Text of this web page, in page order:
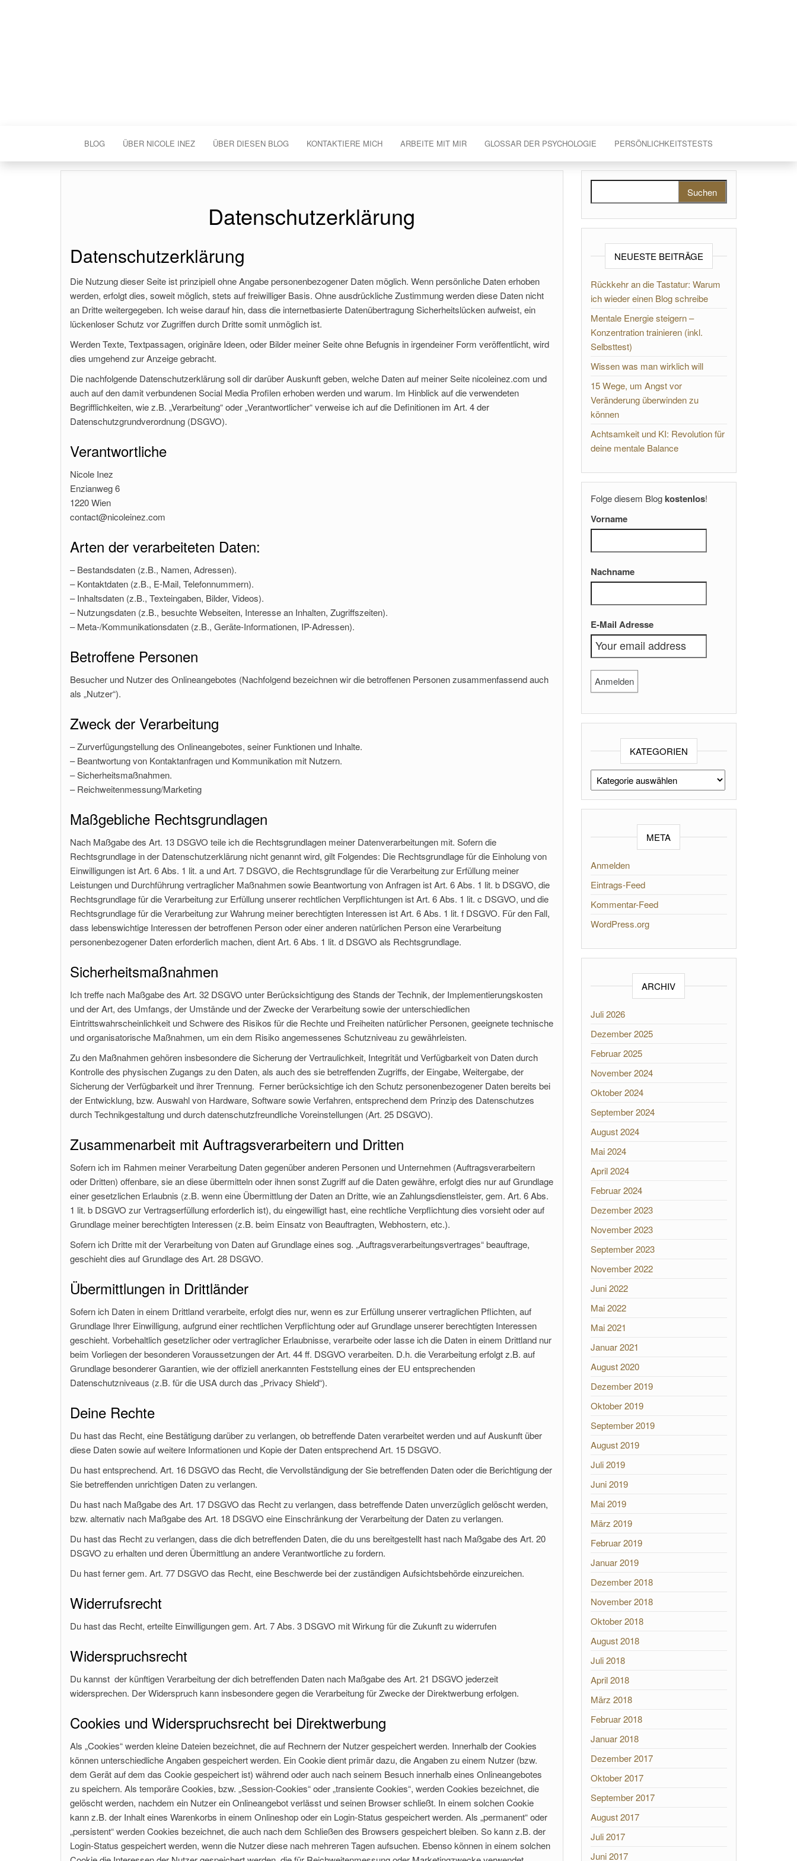
BLOG ÜBER NICOLE INEZ ÜBER DIESEN BLOG KONTAKTIERE MICH ARBEITE MIT MIR GLOSSAR DER PSYCHOLOGIE PERSÖNLICHKEITSTESTS
Datenschutzerklärung
Datenschutzerklärung
Die Nutzung dieser Seite ist prinzipiell ohne Angabe personenbezogener Daten möglich. Wenn persönliche Daten erhoben
werden, erfolgt dies, soweit möglich, stets auf freiwilliger Basis. Ohne ausdrückliche Zustimmung werden diese Daten nicht
an Dritte weitergegeben. Ich weise darauf hin, dass die internetbasierte Datenübertragung Sicherheitslücken aufweist, ein
lückenloser Schutz vor Zugriffen durch Dritte somit unmöglich ist.
Werden Texte, Textpassagen, originäre Ideen, oder Bilder meiner Seite ohne Befugnis in irgendeiner Form veröffentlicht, wird
dies umgehend zur Anzeige gebracht.
Die nachfolgende Datenschutzerklärung soll dir darüber Auskunft geben, welche Daten auf meiner Seite nicoleinez.com und
auch auf den damit verbundenen Social Media Profilen erhoben werden und warum. Im Hinblick auf die verwendeten
Begrifflichkeiten, wie z.B. „Verarbeitung“ oder „Verantwortlicher“ verweise ich auf die Definitionen im Art. 4 der
Datenschutzgrundverordnung (DSGVO).
Verantwortliche
Nicole Inez
Enzianweg 6
1220 Wien
contact@nicoleinez.com
Arten der verarbeiteten Daten:
– Bestandsdaten (z.B., Namen, Adressen).
– Kontaktdaten (z.B., E-Mail, Telefonnummern).
– Inhaltsdaten (z.B., Texteingaben, Bilder, Videos).
– Nutzungsdaten (z.B., besuchte Webseiten, Interesse an Inhalten, Zugriffszeiten).
– Meta-/Kommunikationsdaten (z.B., Geräte-Informationen, IP-Adressen).
Betroffene Personen
Besucher und Nutzer des Onlineangebotes (Nachfolgend bezeichnen wir die betroffenen Personen zusammenfassend auch
als „Nutzer“).
Zweck der Verarbeitung
– Zurverfügungstellung des Onlineangebotes, seiner Funktionen und Inhalte.
– Beantwortung von Kontaktanfragen und Kommunikation mit Nutzern.
– Sicherheitsmaßnahmen.
– Reichweitenmessung/Marketing
Maßgebliche Rechtsgrundlagen
Nach Maßgabe des Art. 13 DSGVO teile ich die Rechtsgrundlagen meiner Datenverarbeitungen mit. Sofern die
Rechtsgrundlage in der Datenschutzerklärung nicht genannt wird, gilt Folgendes: Die Rechtsgrundlage für die Einholung von
Einwilligungen ist Art. 6 Abs. 1 lit. a und Art. 7 DSGVO, die Rechtsgrundlage für die Verarbeitung zur Erfüllung meiner
Leistungen und Durchführung vertraglicher Maßnahmen sowie Beantwortung von Anfragen ist Art. 6 Abs. 1 lit. b DSGVO, die
Rechtsgrundlage für die Verarbeitung zur Erfüllung unserer rechtlichen Verpflichtungen ist Art. 6 Abs. 1 lit. c DSGVO, und die
Rechtsgrundlage für die Verarbeitung zur Wahrung meiner berechtigten Interessen ist Art. 6 Abs. 1 lit. f DSGVO. Für den Fall,
dass lebenswichtige Interessen der betroffenen Person oder einer anderen natürlichen Person eine Verarbeitung
personenbezogener Daten erforderlich machen, dient Art. 6 Abs. 1 lit. d DSGVO als Rechtsgrundlage.
Sicherheitsmaßnahmen
Ich treffe nach Maßgabe des Art. 32 DSGVO unter Berücksichtigung des Stands der Technik, der Implementierungskosten
und der Art, des Umfangs, der Umstände und der Zwecke der Verarbeitung sowie der unterschiedlichen
Eintrittswahrscheinlichkeit und Schwere des Risikos für die Rechte und Freiheiten natürlicher Personen, geeignete technische
und organisatorische Maßnahmen, um ein dem Risiko angemessenes Schutzniveau zu gewährleisten.
Zu den Maßnahmen gehören insbesondere die Sicherung der Vertraulichkeit, Integrität und Verfügbarkeit von Daten durch
Kontrolle des physischen Zugangs zu den Daten, als auch des sie betreffenden Zugriffs, der Eingabe, Weitergabe, der
Sicherung der Verfügbarkeit und ihrer Trennung. Ferner berücksichtige ich den Schutz personenbezogener Daten bereits bei
der Entwicklung, bzw. Auswahl von Hardware, Software sowie Verfahren, entsprechend dem Prinzip des Datenschutzes
durch Technikgestaltung und durch datenschutzfreundliche Voreinstellungen (Art. 25 DSGVO).
Zusammenarbeit mit Auftragsverarbeitern und Dritten
Sofern ich im Rahmen meiner Verarbeitung Daten gegenüber anderen Personen und Unternehmen (Auftragsverarbeitern
oder Dritten) offenbare, sie an diese übermitteln oder ihnen sonst Zugriff auf die Daten gewähre, erfolgt dies nur auf Grundlage
einer gesetzlichen Erlaubnis (z.B. wenn eine Übermittlung der Daten an Dritte, wie an Zahlungsdienstleister, gem. Art. 6 Abs.
1 lit. b DSGVO zur Vertragserfüllung erforderlich ist), du eingewilligt hast, eine rechtliche Verpflichtung dies vorsieht oder auf
Grundlage meiner berechtigten Interessen (z.B. beim Einsatz von Beauftragten, Webhostern, etc.).
Sofern ich Dritte mit der Verarbeitung von Daten auf Grundlage eines sog. „Auftragsverarbeitungsvertrages“ beauftrage,
geschieht dies auf Grundlage des Art. 28 DSGVO.
Übermittlungen in Drittländer
Sofern ich Daten in einem Drittland verarbeite, erfolgt dies nur, wenn es zur Erfüllung unserer vertraglichen Pflichten, auf
Grundlage Ihrer Einwilligung, aufgrund einer rechtlichen Verpflichtung oder auf Grundlage unserer berechtigten Interessen
geschieht. Vorbehaltlich gesetzlicher oder vertraglicher Erlaubnisse, verarbeite oder lasse ich die Daten in einem Drittland nur
beim Vorliegen der besonderen Voraussetzungen der Art. 44 ff. DSGVO verarbeiten. D.h. die Verarbeitung erfolgt z.B. auf
Grundlage besonderer Garantien, wie der offiziell anerkannten Feststellung eines der EU entsprechenden
Datenschutzniveaus (z.B. für die USA durch das „Privacy Shield“).
Deine Rechte
Du hast das Recht, eine Bestätigung darüber zu verlangen, ob betreffende Daten verarbeitet werden und auf Auskunft über
diese Daten sowie auf weitere Informationen und Kopie der Daten entsprechend Art. 15 DSGVO.
Du hast entsprechend. Art. 16 DSGVO das Recht, die Vervollständigung der Sie betreffenden Daten oder die Berichtigung der
Sie betreffenden unrichtigen Daten zu verlangen.
Du hast nach Maßgabe des Art. 17 DSGVO das Recht zu verlangen, dass betreffende Daten unverzüglich gelöscht werden,
bzw. alternativ nach Maßgabe des Art. 18 DSGVO eine Einschränkung der Verarbeitung der Daten zu verlangen.
Du hast das Recht zu verlangen, dass die dich betreffenden Daten, die du uns bereitgestellt hast nach Maßgabe des Art. 20
DSGVO zu erhalten und deren Übermittlung an andere Verantwortliche zu fordern.
Du hast ferner gem. Art. 77 DSGVO das Recht, eine Beschwerde bei der zuständigen Aufsichtsbehörde einzureichen.
Widerrufsrecht
Du hast das Recht, erteilte Einwilligungen gem. Art. 7 Abs. 3 DSGVO mit Wirkung für die Zukunft zu widerrufen
Widerspruchsrecht
Du kannst der künftigen Verarbeitung der dich betreffenden Daten nach Maßgabe des Art. 21 DSGVO jederzeit
widersprechen. Der Widerspruch kann insbesondere gegen die Verarbeitung für Zwecke der Direktwerbung erfolgen.
Cookies und Widerspruchsrecht bei Direktwerbung
Als „Cookies“ werden kleine Dateien bezeichnet, die auf Rechnern der Nutzer gespeichert werden. Innerhalb der Cookies
können unterschiedliche Angaben gespeichert werden. Ein Cookie dient primär dazu, die Angaben zu einem Nutzer (bzw.
dem Gerät auf dem das Cookie gespeichert ist) während oder auch nach seinem Besuch innerhalb eines Onlineangebotes
zu speichern. Als temporäre Cookies, bzw. „Session-Cookies“ oder „transiente Cookies“, werden Cookies bezeichnet, die
gelöscht werden, nachdem ein Nutzer ein Onlineangebot verlässt und seinen Browser schließt. In einem solchen Cookie
kann z.B. der Inhalt eines Warenkorbs in einem Onlineshop oder ein Login-Status gespeichert werden. Als „permanent“ oder
„persistent“ werden Cookies bezeichnet, die auch nach dem Schließen des Browsers gespeichert bleiben. So kann z.B. der
Login-Status gespeichert werden, wenn die Nutzer diese nach mehreren Tagen aufsuchen. Ebenso können in einem solchen
NEUESTE BEITRÄGE
Rückkehr an die Tastatur: Warum
ich wieder einen Blog schreibe
Mentale Energie steigern –
Konzentration trainieren (inkl.
Selbsttest)
Wissen was man wirklich will
15 Wege, um Angst vor
Veränderung überwinden zu
können
Achtsamkeit und KI: Revolution für
deine mentale Balance
Folge diesem Blog kostenlos!
Vorname
Nachname
E-Mail Adresse
KATEGORIEN
Kategorien
META
Anmelden
Eintrags-Feed
Kommentar-Feed
WordPress.org
ARCHIV
Juli 2026
Dezember 2025
Februar 2025
November 2024
Oktober 2024
September 2024
August 2024
Mai 2024
April 2024
Februar 2024
Dezember 2023
November 2023
September 2023
November 2022
Juni 2022
Mai 2022
Mai 2021
Januar 2021
August 2020
Dezember 2019
Oktober 2019
September 2019
August 2019
Juli 2019
Juni 2019
Mai 2019
März 2019
Februar 2019
Januar 2019
Dezember 2018
November 2018
Oktober 2018
August 2018
Juli 2018
April 2018
März 2018
Februar 2018
Januar 2018
Dezember 2017
Oktober 2017
September 2017
August 2017
Juli 2017
Juni 2017